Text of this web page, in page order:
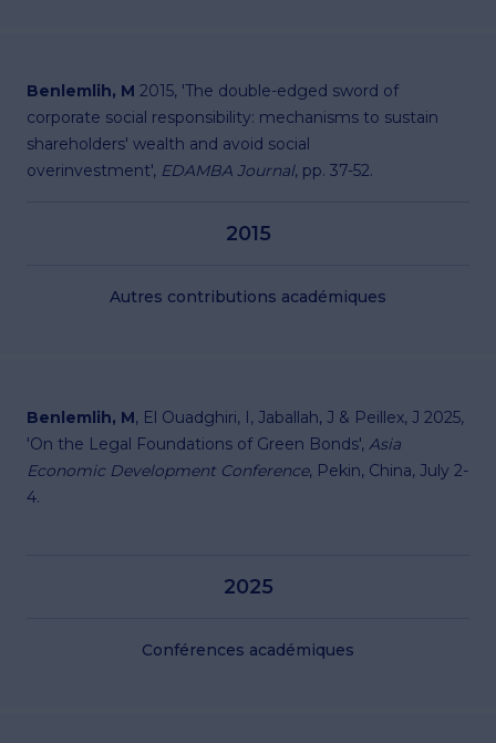
Benlemlih, M 2015, 'The double-edged sword of
corporate social responsibility: mechanisms to sustain
shareholders' wealth and avoid social
overinvestment', EDAMBA Journal, pp. 37-52.
2015
Autres contributions académiques
Benlemlih, M, El Ouadghiri, I, Jaballah, J & Peillex, J 2025,
'On the Legal Foundations of Green Bonds', Asia
Economic Development Conference, Pekin, China, July 2-
4.
2025
Conférences académiques